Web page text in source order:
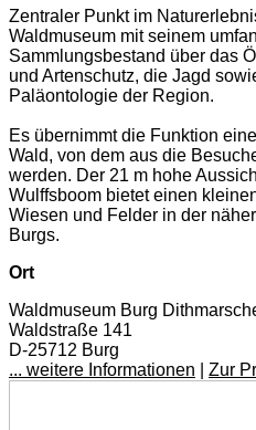
Zentraler Punkt im
Waldmuseum mit seinem
Sammlungsbestand über das
und Artenschutz, die Jagd
Paläontologie der Region.
Es übernimmt die Funktion
Wald, von dem aus die
werden. Der 21 m hohe
Wulffsboom bietet einen
Wiesen und Felder in der
Burgs.
Ort
Waldmuseum Burg
Waldstraße 141
D-25712 Burg
... weitere Informationen
Zur